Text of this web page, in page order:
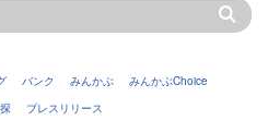
バンク みんかぶ
みんかぶChoice
プレスリリース